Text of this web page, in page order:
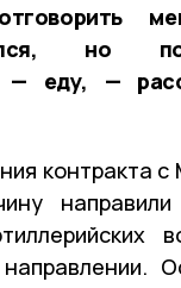
но
— еду, —
контракта